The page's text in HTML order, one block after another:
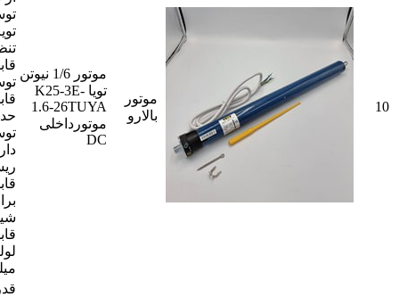
10
موتور
بالارو
موتور 1/6 نیوتن
تویا K25-3E-
1.6-26TUYA
موتورداخلی
DC
حد